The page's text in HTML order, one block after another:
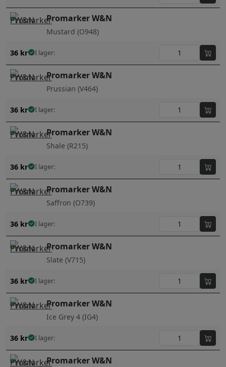
Promarker W&N
Mustard (O948)
36 kr I lager:
Promarker W&N
Prussian (V464)
36 kr I lager:
Promarker W&N
Shale (R215)
36 kr I lager:
Promarker W&N
Saffron (O739)
36 kr I lager:
Promarker W&N
Slate (V715)
36 kr I lager:
Promarker W&N
Ice Grey 4 (IG4)
36 kr I lager:
Promarker W&N